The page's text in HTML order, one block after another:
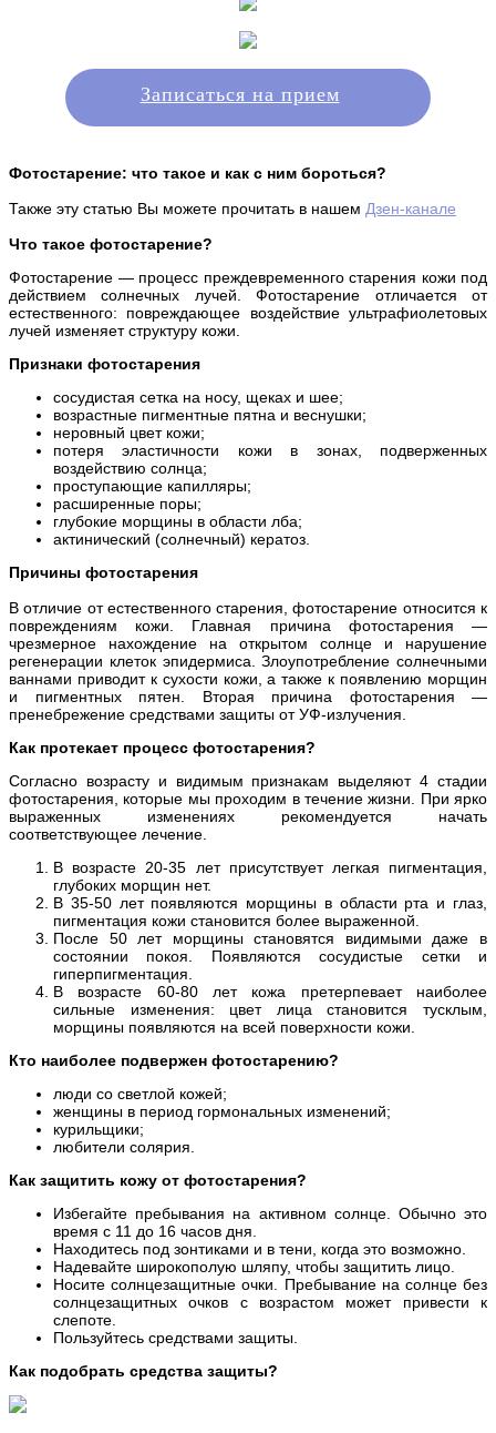
Записаться на прием
Фотостарение: что такое и как с ним бороться?
Также эту статью Вы можете прочитать в нашем Дзен-канале
Что такое фотостарение?
Фотостарение — процесс преждевременного старения кожи под
действием солнечных лучей. Фотостарение отличается от
естественного: повреждающее воздействие ультрафиолетовых
лучей изменяет структуру кожи.
Признаки фотостарения
сосудистая сетка на носу, щеках и шее;
возрастные пигментные пятна и веснушки;
неровный цвет кожи;
потеря эластичности кожи в зонах, подверженных
воздействию солнца;
проступающие капилляры;
расширенные поры;
глубокие морщины в области лба;
актинический (солнечный) кератоз.
Причины фотостарения
В отличие от естественного старения, фотостарение относится к
повреждениям кожи. Главная причина фотостарения —
чрезмерное нахождение на открытом солнце и нарушение
регенерации клеток эпидермиса. Злоупотребление солнечными
ваннами приводит к сухости кожи, а также к появлению морщин
и пигментных пятен. Вторая причина фотостарения —
пренебрежение средствами защиты от УФ-излучения.
Как протекает процесс фотостарения?
Согласно возрасту и видимым признакам выделяют 4 стадии
фотостарения, которые мы проходим в течение жизни. При ярко
выраженных изменениях рекомендуется начать
соответствующее лечение.
В возрасте 20-35 лет присутствует легкая пигментация,
глубоких морщин нет.
В 35-50 лет появляются морщины в области рта и глаз,
пигментация кожи становится более выраженной.
После 50 лет морщины становятся видимыми даже в
состоянии покоя. Появляются сосудистые сетки и
гиперпигментация.
В возрасте 60-80 лет кожа претерпевает наиболее
сильные изменения: цвет лица становится тусклым,
морщины появляются на всей поверхности кожи.
Кто наиболее подвержен фотостарению?
люди со светлой кожей;
женщины в период гормональных изменений;
курильщики;
любители солярия.
Как защитить кожу от фотостарения?
Избегайте пребывания на активном солнце. Обычно это
время с 11 до 16 часов дня.
Находитесь под зонтиками и в тени, когда это возможно.
Надевайте широкополую шляпу, чтобы защитить лицо.
Носите солнцезащитные очки. Пребывание на солнце без
солнцезащитных очков с возрастом может привести к
слепоте.
Пользуйтесь средствами защиты.
Как подобрать средства защиты?